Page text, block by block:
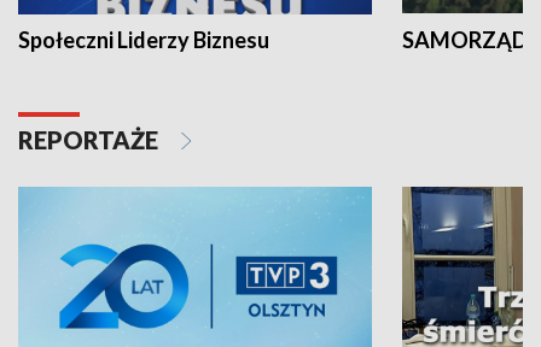
Społeczni Liderzy Biznesu SAMORZĄD
REPORTAŻE